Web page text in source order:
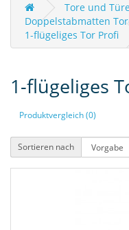
Tore und
Doppelstabmatten
1-flügeliges Tor Profi
1-flügeliges
Produktvergleich (0)
Sortieren nach